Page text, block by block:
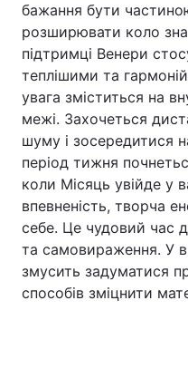
бажання бути
розширювати коло
підтримці Венери
теплішими та
увага зміститься на
межі. Захочеться
шуму і зосередитися
період тижня
коли Місяць увійде у
впевненість, творча
себе. Це чудовий час
та самовираження. У
змусить задуматися
способів зміцнити